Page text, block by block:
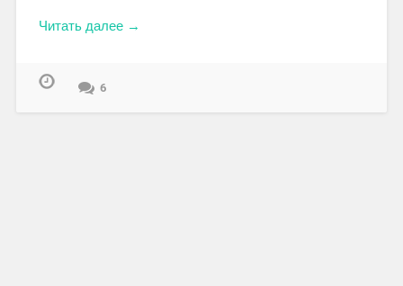
Читать далее →
6